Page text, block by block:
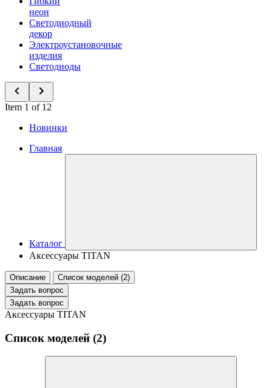
неон
Светодиодный
декор
Электроустановочные
изделия
Светодиоды
Item 1 of 12
Новинки
Главная
Каталог
Аксессуары TITAN
Описание
Список моделей (2)
Задать вопрос
Задать вопрос
Аксессуары TITAN
Список моделей (2)